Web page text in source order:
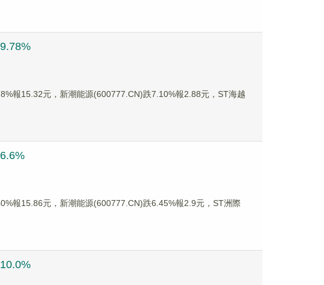
報15.32元，新潮能源(600777.CN)跌7.10%報2.88元，ST海越
報15.86元，新潮能源(600777.CN)跌6.45%報2.9元，ST洲際